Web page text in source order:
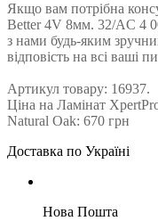
Якщо вам потрібна
Better 4V 8мм. 32/AC 4
з нами будь-яким
відповість на всі ваші
Артикул товару: 16937.
Ціна на Ламінат
Natural Oak: 670 грн
Доставка по Україні
Нова Пошта